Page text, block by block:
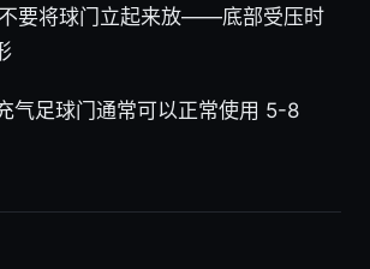
要将球门立起来放——底部受压时
气足球门通常可以正常使用 5-8